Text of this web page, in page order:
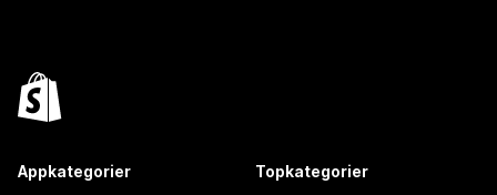
Appkategorier Topkategorier